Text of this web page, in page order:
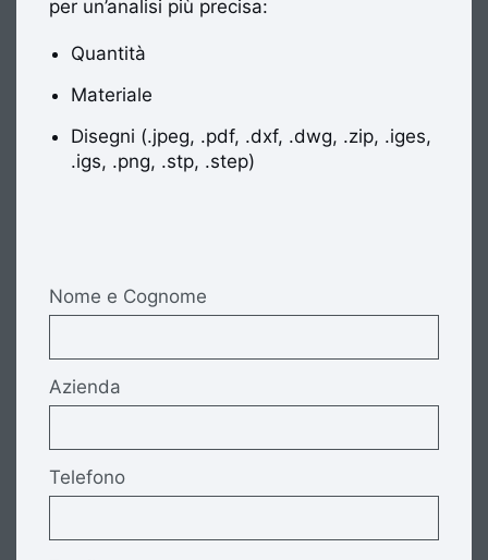
per un’analisi più precisa:
Quantità
Materiale
Disegni (.jpeg, .pdf, .dxf, .dwg, .zip, .iges,
.igs, .png, .stp, .step)
Nome e Cognome
Azienda
Telefono